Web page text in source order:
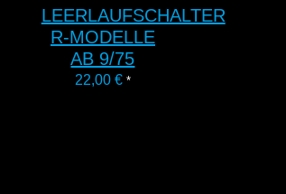
LEERLAUFSCHALTER
R-MODELLE
AB 9/75
22,00 € *